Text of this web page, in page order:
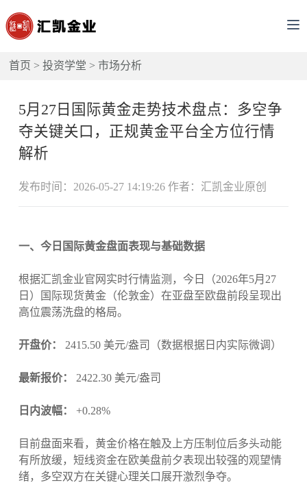
首页 >投资学堂 >市场分析
5月27日国际黄金走势技术盘点：多空争
夺关键关口，正规黄金平台全方位行情
解析
发布时间：2026-05-27 14:19:26 作者：汇凯金业原创
一、今日国际黄金盘面表现与基础数据
根据汇凯金业官网实时行情监测，今日（2026年5月27
日）国际现货黄金（伦敦金）在亚盘至欧盘前段呈现出
高位震荡洗盘的格局。
开盘价： 2415.50 美元/盎司（数据根据日内实际微调）
最新报价： 2422.30 美元/盎司
日内波幅： +0.28%
目前盘面来看，黄金价格在触及上方压制位后多头动能
有所放缓，短线资金在欧美盘前夕表现出较强的观望情
绪，多空双方在关键心理关口展开激烈争夺。